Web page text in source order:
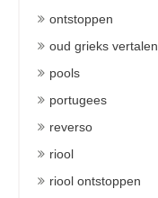
ontstoppen
oud grieks vertalen
pools
portugees
reverso
riool
riool ontstoppen